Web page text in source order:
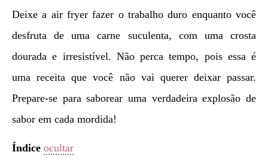
Deixe a air fryer fazer o trabalho duro enquanto você
desfruta de uma carne suculenta, com uma crosta
dourada e irresistível. Não perca tempo, pois essa é
uma receita que você não vai querer deixar passar.
Prepare-se para saborear uma verdadeira explosão de
sabor em cada mordida!
Índice ocultar